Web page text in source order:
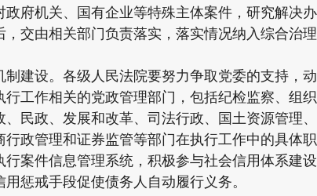
府机关、国有企业等特殊主体案件，研究解决
交由相关部门负责落实，落实情况纳入综合治理
设。各级人民法院要努力争取党委的支持，动
工作相关的党政管理部门，包括纪检监察、组
民政、发展和改革、司法行政、国土资源管理
政管理和证券监管等部门在执行工作中的具体
案件信息管理系统，积极参与社会信用体系建
惩戒手段促使债务人自动履行义务。